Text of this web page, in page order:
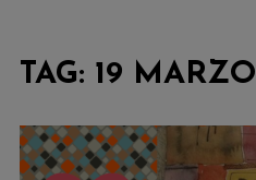
TAG: 19 MARZO